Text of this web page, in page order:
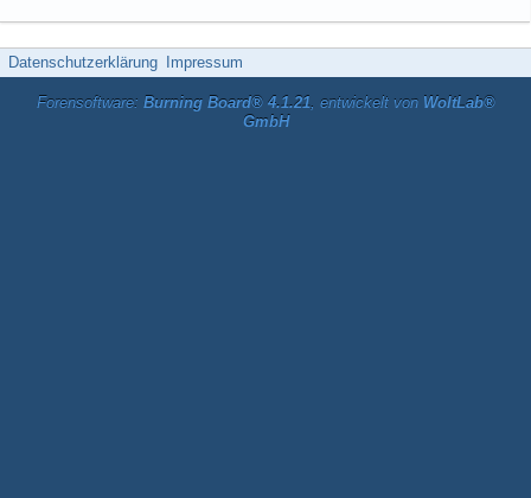
Datenschutzerklärung Impressum
Forensoftware: Burning Board® 4.1.21, entwickelt von WoltLab®
GmbH